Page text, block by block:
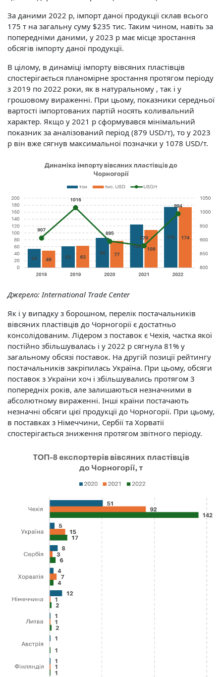
За даними 2022 р, імпорт даної продукції склав всього
175 т на загальну суму $235 тис. Таким чином, навіть за
попередніми даними, у 2023 р має місце зростання
обсягів імпорту даної продукції.
В цілому, в динаміці імпорту вівсяних пластівців
спостерігається планомірне зростання протягом періоду
з 2019 по 2022 роки, як в натуральному , так і у
грошовому вираженні. При цьому, показники середньої
вартості імпортованих партій носять коливальний
характер. Якщо у 2021 р сформувався мінімальний
показник за аналізований період (879 USD/т), то у 2023
р він вже сягнув максимальної позначки у 1078 USD/т.
Джерело: International Trade Center
Як і у випадку з борошном, перелік постачальників
вівсяних пластівців до Чорногорії є достатньо
консолідованим. Лідером з поставок є Чехія, частка якої
постійно збільшувалась і у 2022 р сягнула 81% у
загальному обсязі поставок. На другій позиції рейтингу
постачальників закріпилась Україна. При цьому, обсяги
поставок з України хоч і збільшувались протягом 3
попередніх років, але залишаються незначними в
абсолютному вираженні. Інші країни постачають
незначні обсяги цієї продукції до Чорногорії. При цьому,
в поставках з Німеччини, Сербії та Хорватії
спостерігається зниження протягом звітного періоду.